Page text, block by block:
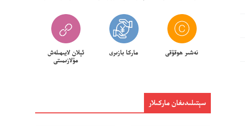
نەشىر ھوقۇقى ماركا بازىرى
ئېلان لايىھىلەش
مۇلازىمىتى
سېتىلىدىغان ماركىلار